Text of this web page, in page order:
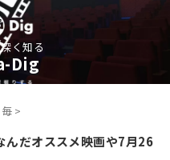
く知る
Dig
>
んだオススメ映画や7月26